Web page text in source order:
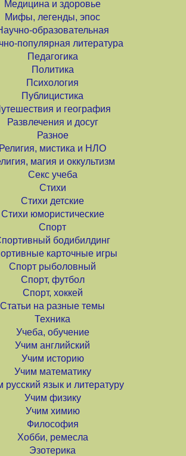
Медицина и здоровье
Мифы, легенды, эпос
образовательная
популярная литература
Педагогика
Политика
Психология
Публицистика
и география
Развлечения и досуг
Разное
Религия, мистика и НЛО
магия и оккультизм
Секс учеба
Стихи
Стихи детские
Стихи юмористические
Спорт
бодибилдинг
карточные игры
Спорт рыболовный
Спорт, футбол
Спорт, хоккей
Статьи на разные темы
Техника
Учеба, обучение
Учим английский
Учим историю
Учим математику
русский язык и литературу
Учим физику
Учим химию
Философия
Хобби, ремесла
Эзотерика